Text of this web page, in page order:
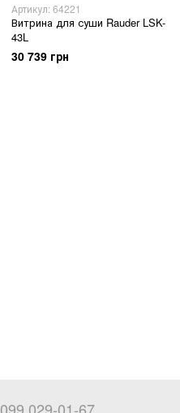
Артикул: 64221
Витрина для суши Rauder LSK-
43L
30 739 грн